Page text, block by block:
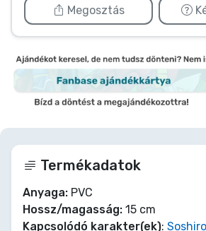
Megosztás
Termékadatok
Anyaga: PVC
Hossz/magasság: 15 cm
Kapcsolódó karakter(ek):